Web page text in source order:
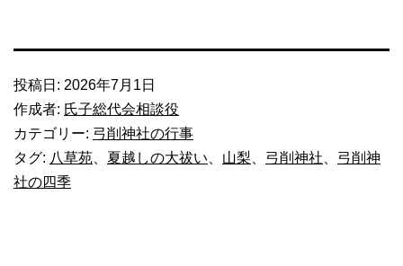
投稿日: 2026年7月1日
作成者: 氏子総代会相談役
カテゴリー: 弓削神社の行事
タグ: 八草苑 夏越しの大祓い 山梨 弓削神社
弓削神
社の四季